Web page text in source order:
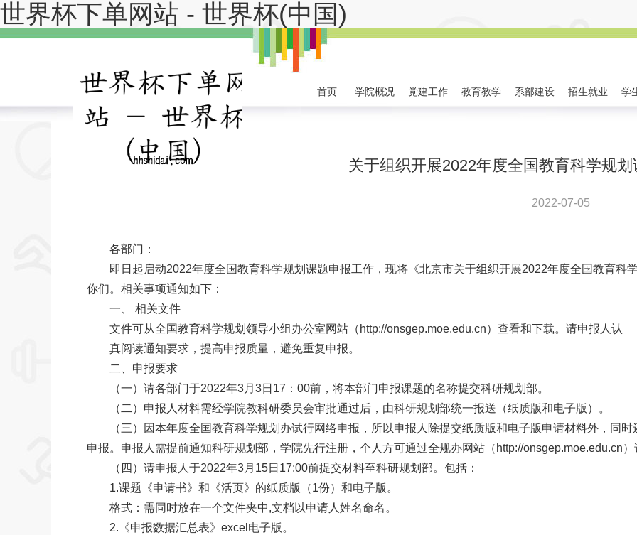
世界杯下单网站 - 世界杯(中国)
首页 学院概况 党建工作 教育教学 系部建设 招生就业 学
关于组织开展2022年度全国教育科学规划
2022-07-05
各部门：
即日起启动2022年度全国教育科学规划课题申报工作，现将《北京市关于组织开展2022年度全国教育科
你们。相关事项通知如下：
一、 相关文件
文件可从全国教育科学规划领导小组办公室网站（http://onsgep.moe.edu.cn）查看和下载。请申报人认
真阅读通知要求，提高申报质量，避免重复申报。
二、申报要求
（一）请各部门于2022年3月3日17：00前，将本部门申报课题的名称提交科研规划部。
（二）申报人材料需经学院教科研委员会审批通过后，由科研规划部统一报送（纸质版和电子版）。
（三）因本年度全国教育科学规划办试行网络申报，所以申报人除提交纸质版和电子版申请材料外，
申报。申报人需提前通知科研规划部，学院先行注册，个人方可通过全规办网站（http://onsgep.moe.edu.cn）
（四）请申报人于2022年3月15日17:00前提交材料至科研规划部。包括：
1.课题《申请书》和《活页》的纸质版（1份）和电子版。
格式：需同时放在一个文件夹中,文档以申请人姓名命名。
2.《申报数据汇总表》excel电子版。